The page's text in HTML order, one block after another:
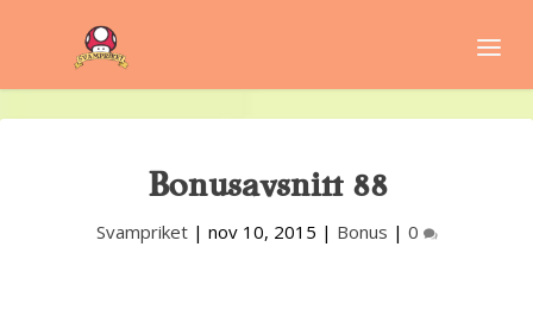
Bonusavsnitt 88
Svampriket| nov 10, 2015 | Bonus | 0